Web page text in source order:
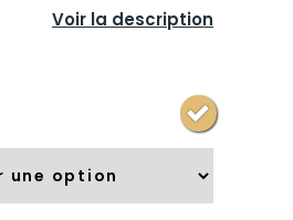
Voir la description